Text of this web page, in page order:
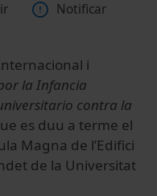
Notificar
i
la Infancia
contra la
es duu a terme el
Magna de l’Edifici
de la Universitat